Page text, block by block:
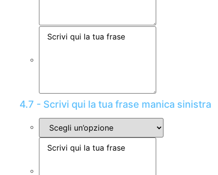
4.7 - Scrivi qui la tua frase manica sinistra